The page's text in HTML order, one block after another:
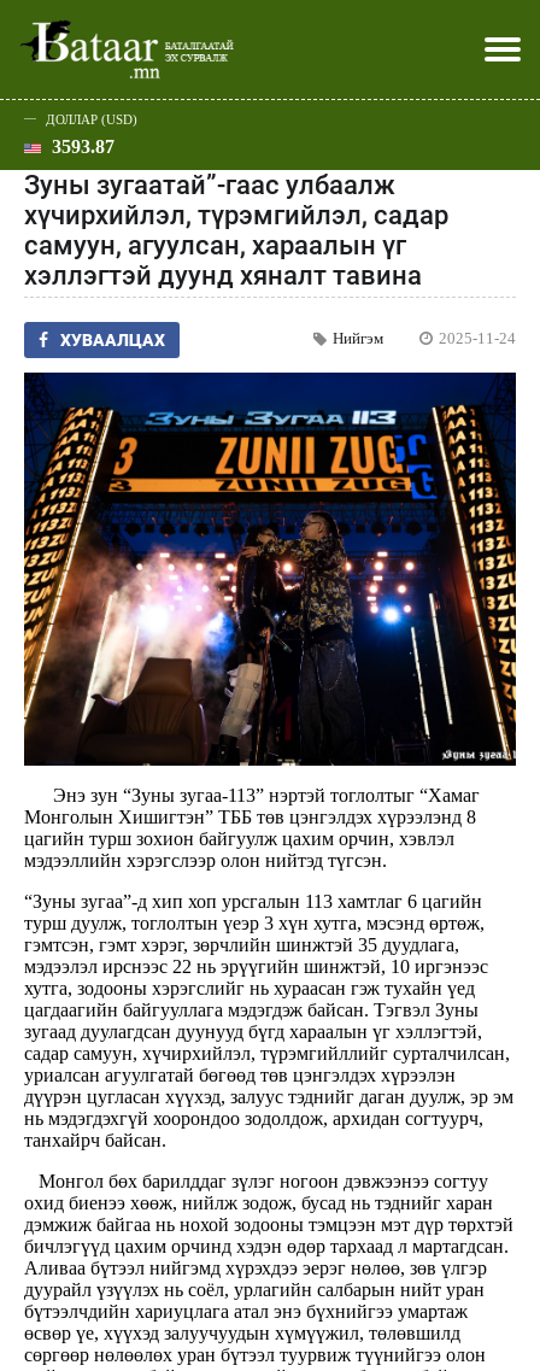
Эхлэл
Улс төр
Нийгэм
Эдийн засаг
Дэлхий
Спорт
Шар
Батаар юу хэлэв
Хэвлэл мэдээллээр
ДОЛЛАР (USD)
3593.87
Зуны зугаатай”-гаас улбаалж
хүчирхийлэл, түрэмгийлэл, садар
самуун, агуулсан, хараалын үг
хэллэгтэй дуунд хяналт тавина
ХУВААЛЦАХ Нийгэм 2025-11-24
Энэ зун “Зуны зугаа-113” нэртэй тоглолтыг “Хамаг
Монголын Хишигтэн” ТББ төв цэнгэлдэх хүрээлэнд 8
цагийн турш зохион байгуулж цахим орчин, хэвлэл
мэдээллийн хэрэгслээр олон нийтэд түгсэн.
“Зуны зугаа”-д хип хоп урсгалын 113 хамтлаг 6 цагийн
турш дуулж, тоглолтын үеэр 3 хүн хутга, мэсэнд өртөж,
гэмтсэн, гэмт хэрэг, зөрчлийн шинжтэй 35 дуудлага,
мэдээлэл ирснээс 22 нь эрүүгийн шинжтэй, 10 иргэнээс
хутга, зодооны хэрэгслийг нь хураасан гэж тухайн үед
цагдаагийн байгууллага мэдэгдэж байсан. Тэгвэл Зуны
зугаад дуулагдсан дуунууд бүгд хараалын үг хэллэгтэй,
садар самуун, хүчирхийлэл, түрэмгийллийг сурталчилсан,
уриалсан агуулгатай бөгөөд төв цэнгэлдэх хүрээлэн
дүүрэн цугласан хүүхэд, залуус тэднийг даган дуулж, эр эм
нь мэдэгдэхгүй хоорондоо зодолдож, архидан согтуурч,
танхайрч байсан.
Монгол бөх барилддаг зүлэг ногоон дэвжээнээ согтуу
охид биенээ хөөж, нийлж зодож, бусад нь тэднийг харан
дэмжиж байгаа нь нохой зодооны тэмцээн мэт дүр төрхтэй
бичлэгүүд цахим орчинд хэдэн өдөр тархаад л мартагдсан.
Аливаа бүтээл нийгэмд хүрэхдээ эерэг нөлөө, зөв үлгэр
дуурайл үзүүлэх нь соёл, урлагийн салбарын нийт уран
бүтээлчдийн хариуцлага атал энэ бүхнийгээ умартаж
өсвөр үе, хүүхэд залуучуудын хүмүүжил, төлөвшилд
сөргөөр нөлөөлөх уран бүтээл туурвиж түүнийгээ олон